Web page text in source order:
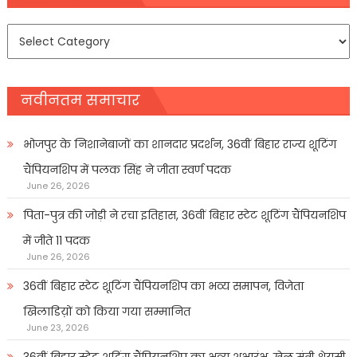
नवीनतम समाचार
भोजपुर के निशानेबाजों का शानदार प्रदर्शन, 36वीं बिहार राज्य शूटिंग
चैंपियनशिप में पलक सिंह ने जीता स्वर्ण पदक
June 26, 2026
पिता-पुत्र की जोड़ी ने रचा इतिहास, 36वीं बिहार स्टेट शूटिंग चैंपियनशिप
में जीते 11 पदक
June 26, 2026
36वीं बिहार स्टेट शूटिंग चैंपियनशिप का भव्य समापन, विजेता
खिलाडिय़ों को किया गया सम्मानित
June 23, 2026